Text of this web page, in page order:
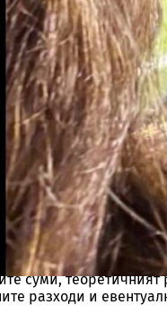
подбрано и
авторските права.
милиона долара.
компании.
до значителен
и Instagram и
отделни
да достигнат до
суми, теоретичният
разходи и